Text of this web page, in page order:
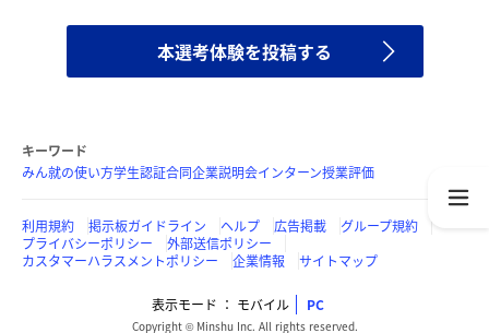
本選考体験を投稿する
キーワード
みん就の使い方学生認証合同企業説明会インターン授業評価
利用規約 掲示板ガイドライン ヘルプ 広告掲載
グループ規約
プライバシーポリシー
外部送信ポリシー
カスタマーハラスメントポリシー
企業情報 サイトマップ
表示モード モバイル PC
Copyright © Minshu Inc. All rights reserved.